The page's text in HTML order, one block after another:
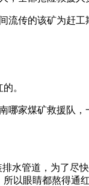
传的该矿为赶工
。
哪家煤矿救援队
水管道，为了尽
以眼睛都熬得通红